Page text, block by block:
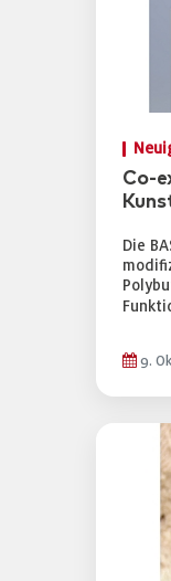
Co-
Die
9.